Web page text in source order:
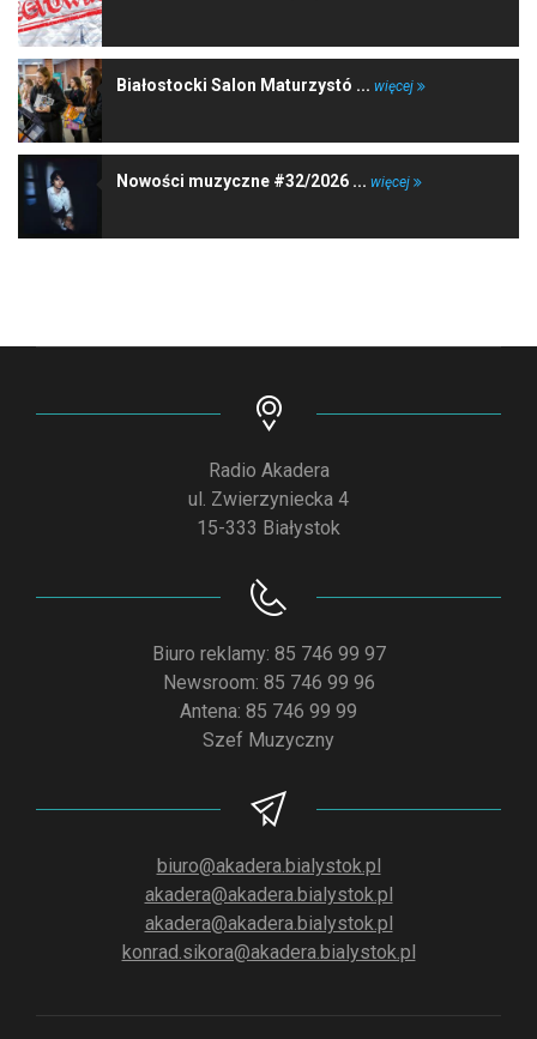
Białostocki Salon Maturzystó ... więcej
Nowości muzyczne #32/2026 ... więcej
Radio Akadera
ul. Zwierzyniecka 4
15-333 Białystok
Biuro reklamy: 85 746 99 97
Newsroom: 85 746 99 96
Antena: 85 746 99 99
Szef Muzyczny
biuro@akadera.bialystok.pl
akadera@akadera.bialystok.pl
akadera@akadera.bialystok.pl
konrad.sikora@akadera.bialystok.pl